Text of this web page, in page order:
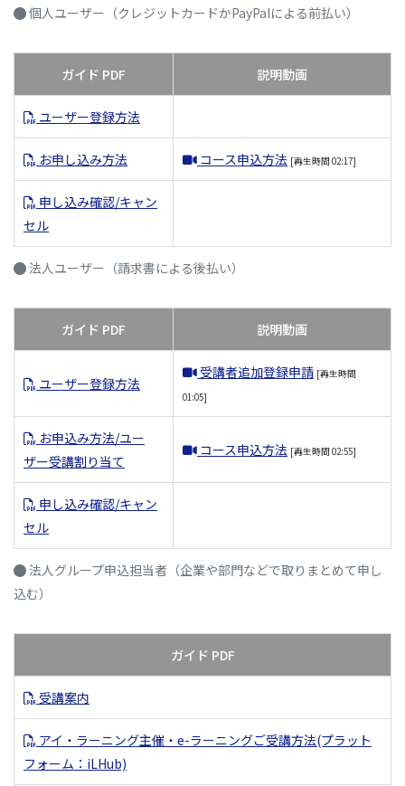
個人ユーザー（クレジットカードかPayPalによる前払い）
法人ユーザー（請求書による後払い）
ガイド PDF 説明動画
ユーザー登録方法
お申し込み方法 コース申込方法 [再生時間 02:17]
申し込み確認/キャン
セル
法人グループ申込担当者（企業や部門などで取りまとめて申し
込む）
ガイド PDF 説明動画
ユーザー登録方法
受講者追加登録申請 [再生時間
01:05]
お申込み方法/ユー
ザー受講割り当て
コース申込方法 [再生時間 02:55]
申し込み確認/キャン
セル
ガイド PDF
受講案内
アイ・ラーニング主催・e-ラーニングご受講方法(プラット
フォーム：iLHub)